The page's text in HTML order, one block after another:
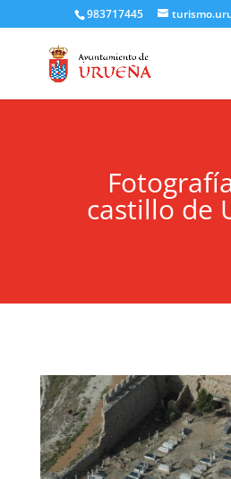
983717445
castillo de